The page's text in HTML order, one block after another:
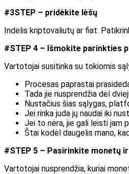
#3STEP – pridėkite lėšų
Indėlis kriptovaliutų ar fiat.
#STEP 4 – Išmokite parinkties
Vartotojai susitinka su tokiomis
Procesas paprastai
Tada jie nusprendžia dėl
Nustačius šias sąlygas,
Jei rinka juda jų naudai iki
Jei to nėra, jie gali leisti jam
Štai kodėl daugelis mano,
#STEP 5 – Pasirinkite monetų
Vartotojai nusprendžia, kuriai